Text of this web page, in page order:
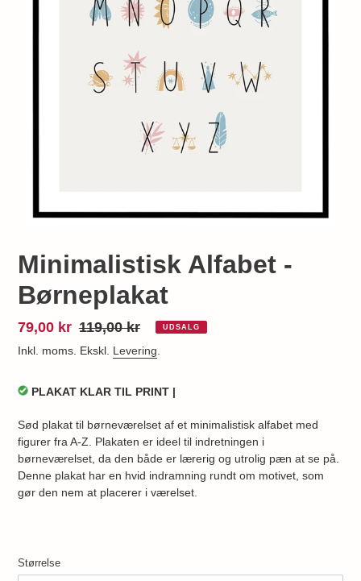
Minimalistisk Alfabet -
Børneplakat
Udsalgspris
79,00 kr Normalpris
119,00 kr UDSALG
Inkl. moms. Ekskl. Levering.
PLAKAT KLAR TIL PRINT |
Sød plakat til børneværelset af et minimalistisk alfabet med
figurer fra A-Z. Plakaten er ideel til indretningen i
børneværelset, da den både er lærerig og utrolig pæn at se på.
Denne plakat har en hvid indramning rundt om motivet, som
gør den nem at placerer i værelset.
Størrelse